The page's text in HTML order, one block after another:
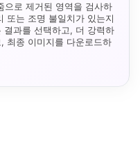
으로 제거된 영역을 검사하
또는 조명 불일치가 있는지
결과를 선택하고, 더 강력하
최종 이미지를 다운로드하